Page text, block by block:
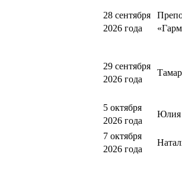
28 сентября
2026 года
29 сентября
2026 года
5 октября
2026 года
Юлия
7 октября
2026 года